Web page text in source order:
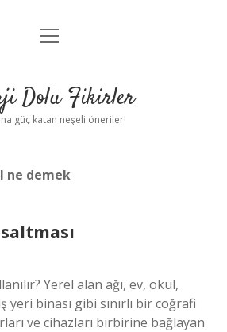
Anasayfa
Yasal Uyarı
menüyü
Dolu Fikirler
güç katan neşeli öneriler!
ne demek
Yerel alan ağı, ev, okul,
binası gibi sınırlı bir coğrafi
ve cihazları birbirine bağlayan